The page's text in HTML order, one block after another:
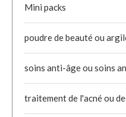
Mini packs
poudre de beauté ou
soins anti-âge ou soins
traitement de l'acné ou